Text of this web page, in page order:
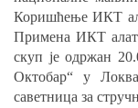
Коришћење ИКТ
Примена ИКТ
скуп је одржан 20.
Октобар“ у
саветница за